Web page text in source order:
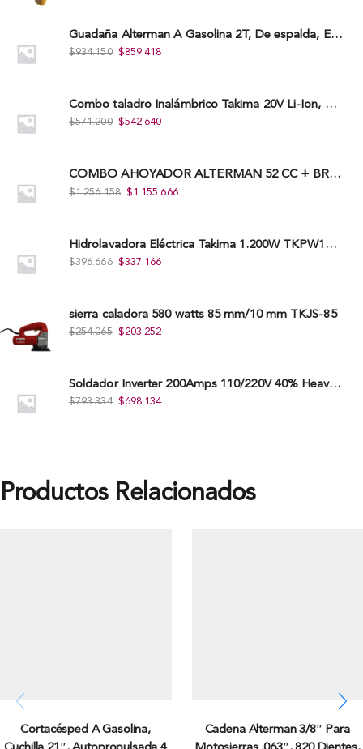
Guadaña Alterman A Gasolina 2T, De espalda, Eje Flexible, 43Cc, Xbc43B-I
$934.150 $859.418
Combo taladro Inalámbrico Takima 20V Li-Ion, Tklcd-20. + Polichadora Takima 7″ 1.200W, Tksp-180-D.
$571.200 $542.640
COMBO AHOYADOR ALTERMAN 52 CC + BROCA DE 20 CM X 80 CM + BROCA DE 15 CM X 80 CM
$1.256.158 $1.155.666
Hidrolavadora Eléctrica Takima 1.200W TKPW1200-13
$396.666 $337.166
sierra caladora 580 watts 85 mm/10 mm TKJS-85
$254.065 $203.252
Soldador Inverter 200Amps 110/220V 40% Heavy Duty (Hd) Tkwi-200-C
$793.334 $698.134
Productos Relacionados
Cortacésped A Gasolina,
Cadena Alterman 3/8″ Para